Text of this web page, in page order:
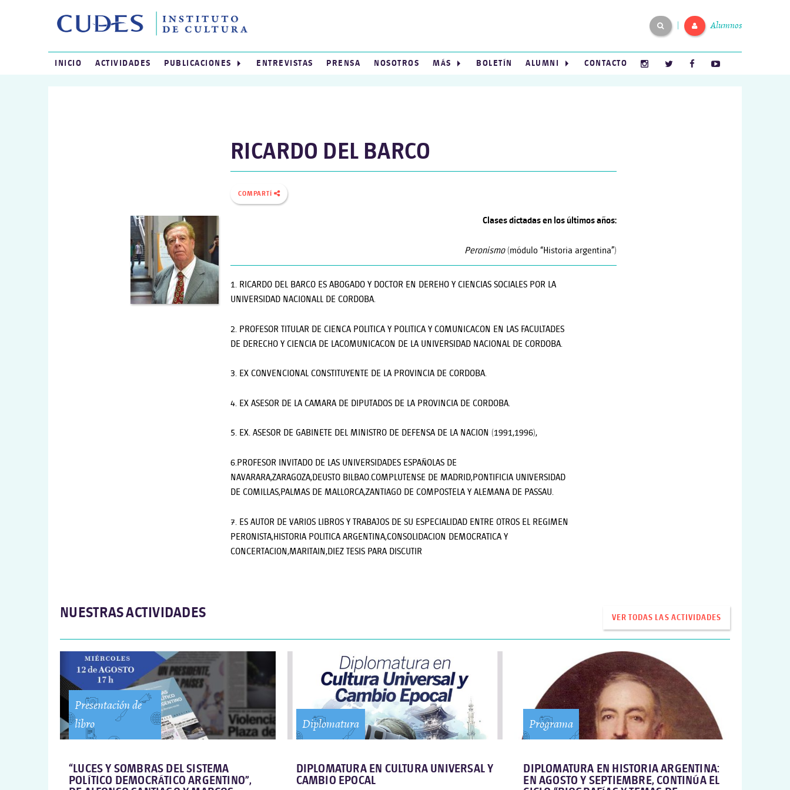
Alumnos
INICIO ACTIVIDADES PUBLICACIONES ENTREVISTAS PRENSA NOSOTROS MÁS BOLETÍN ALUMNI CONTACTO
RICARDO DEL BARCO
COMPARTÍ
Clases dictadas en los últimos años:
Peronismo (módulo “Historia argentina”)
1. RICARDO DEL BARCO ES ABOGADO Y DOCTOR EN DEREHO Y CIENCIAS SOCIALES POR LA
UNIVERSIDAD NACIONALL DE CORDOBA.
2. PROFESOR TITULAR DE CIENCA POLITICA Y POLITICA Y COMUNICACON EN LAS FACULTADES
DE DERECHO Y CIENCIA DE LACOMUNICACON DE LA UNIVERSIDAD NACIONAL DE CORDOBA.
3. EX CONVENCIONAL CONSTITUYENTE DE LA PROVINCIA DE CORDOBA.
4. EX ASESOR DE LA CAMARA DE DIPUTADOS DE LA PROVINCIA DE CORDOBA.
5. EX. ASESOR DE GABINETE DEL MINISTRO DE DEFENSA DE LA NACION (1991,1996),
6.PROFESOR INVITADO DE LAS UNIVERSIDADES ESPAÑOLAS DE
NAVARARA,ZARAGOZA,DEUSTO BILBAO.COMPLUTENSE DE MADRID,PONTIFICIA UNIVERSIDAD
DE COMILLAS,PALMAS DE MALLORCA,ZANTIAGO DE COMPOSTELA Y ALEMANA DE PASSAU.
7. ES AUTOR DE VARIOS LIBROS Y TRABAJOS DE SU ESPECIALIDAD ENTRE OTROS EL REGIMEN
PERONISTA,HISTORIA POLITICA ARGENTINA,CONSOLIDACION DEMOCRATICA Y
CONCERTACION,MARITAIN,DIEZ TESIS PARA DISCUTIR
NUESTRAS ACTIVIDADES VER TODAS LAS ACTIVIDADES
Presentación de
libro
“LUCES Y SOMBRAS DEL SISTEMA
POLÍTICO DEMOCRÁTICO ARGENTINO”,
Diplomatura
DIPLOMATURA EN CULTURA UNIVERSAL Y
CAMBIO EPOCAL
Programa
DIPLOMATURA EN HISTORIA ARGENTINA:
EN AGOSTO Y SEPTIEMBRE, CONTINÚA EL